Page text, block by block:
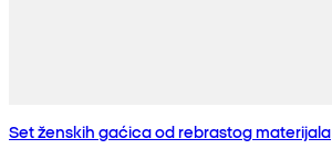
Set ženskih gaćica od rebrastog materijala